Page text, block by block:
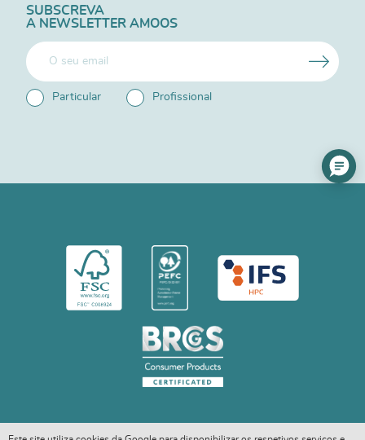
SUBSCREVA
A NEWSLETTER AMOOS
Particular Profissional